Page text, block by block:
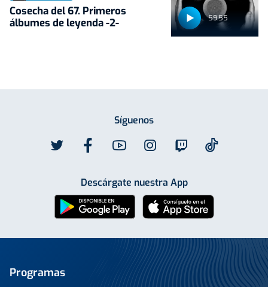
59:55
Cosecha del 67. Primeros
álbumes de leyenda -2-
Síguenos
Descárgate nuestra App
Programas